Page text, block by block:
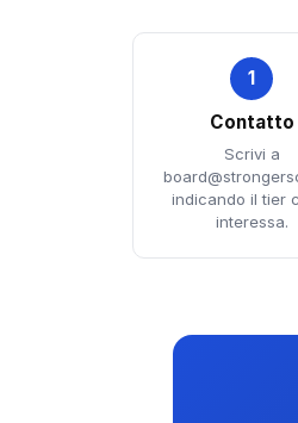
1
Contatto
Scrivi a
indicando il tier
interessa.